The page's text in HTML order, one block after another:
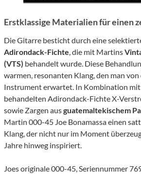
Erstklassige Materialien für einen
Die Gitarre besticht durch eine
Adirondack-Fichte, die mit Martins
(VTS) behandelt wurde. Diese
warmen, resonanten Klang, den man
Instrument erwartet. In Kombination mit
behandelten Adirondack-Fichte X-
sowie Zargen ausguatemaltekischem
Martin 000-45 Joe Bonamassa einen
Klang, der nicht nur im Moment
Jahre hinweg inspiriert.
Joes originale 000-45, Seriennummer